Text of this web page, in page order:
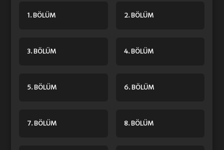
1. BÖLÜM 2. BÖLÜM
3. BÖLÜM 4. BÖLÜM
5. BÖLÜM 6. BÖLÜM
7. BÖLÜM 8. BÖLÜM